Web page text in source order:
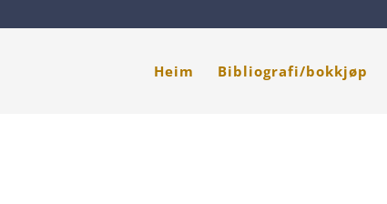
Heim Bibliografi/bokkjøp